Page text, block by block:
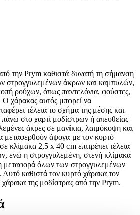
την Prym καθιστά δυνατή τη σήμανση
στρογγυλεμένων άκρων και καμπυλών,
ρούχων, όπως παντελόνια, φούστες,
χάρακας αυτός μπορεί να
τέλεια το σχήμα της μέσης και
στο χαρτί μοδίστρων ή απευθείας
άκρες σε μανίκια, λαιμόκοψη και
μεταφερθούν άψογα με τον κυρτό
κλίμακα 2,5 x 40 cm επιτρέπει τέλεια
ενώ η στρογγυλεμένη, στενή κλίμακα
μεταφορά όλων των στρογγυλεμένων
καθιστά τον κυρτό χάρακα τον
χάρακα της μοδίστρας από την Prym.